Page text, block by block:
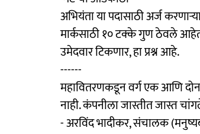
अभियंता या पदासाठी अर्ज
मार्कसाठी १० टक्के गुण ठेवले आहेत.
उमेदवार टिकणार, हा प्रश्न आहे.
------
महावितरणकडून वर्ग एक आणि दोन
नाही. कंपनीला जास्तीत जास्त
- अरविंद भादीकर, संचालक